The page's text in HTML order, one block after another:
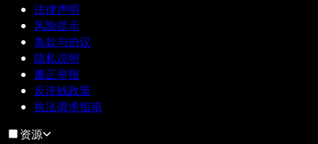
法律声明
风险提示
条款与协议
隐私说明
廉正举报
反洗钱政策
执法请求指南
资源